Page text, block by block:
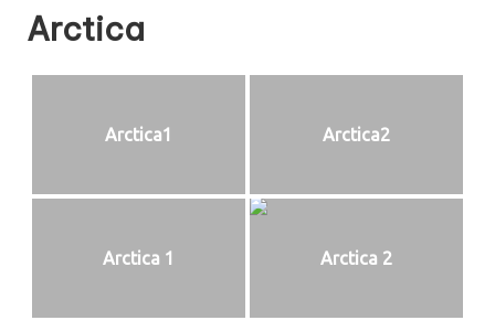
Arctica
Arctica1 Arctica2
Arctica 1 Arctica 2